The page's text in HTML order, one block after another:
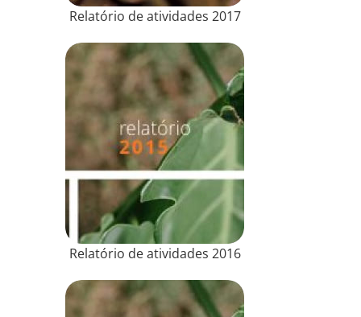
Relatório de atividades 2017
Relatório de atividades 2016